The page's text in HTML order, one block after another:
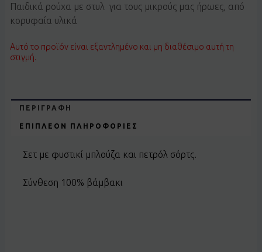
Παιδικά ρούχα με στυλ για τους μικρούς μας ήρωες, από
κορυφαία υλικά
Αυτό το προϊόν είναι εξαντλημένο και μη διαθέσιμο αυτή τη
στιγμή.
ΠΕΡΙΓΡΑΦΉ
ΕΠΙΠΛΈΟΝ ΠΛΗΡΟΦΟΡΊΕΣ
Σετ με φυστικί μπλούζα και πετρόλ σόρτς.
Σύνθεση 100% βάμβακι